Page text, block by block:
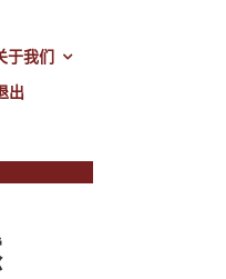
于我们
出